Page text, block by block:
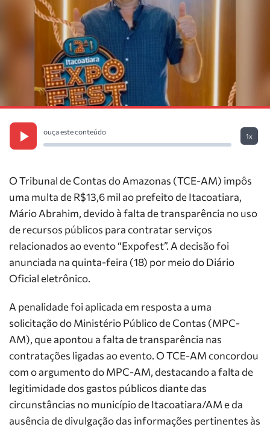
ouça este conteúdo
1x
O Tribunal de Contas do Amazonas (TCE-AM) impôs
uma multa de R$13,6 mil ao prefeito de Itacoatiara,
Mário Abrahim, devido à falta de transparência no uso
de recursos públicos para contratar serviços
relacionados ao evento “Expofest”. A decisão foi
anunciada na quinta-feira (18) por meio do Diário
Oficial eletrônico.
A penalidade foi aplicada em resposta a uma
solicitação do Ministério Público de Contas (MPC-
AM), que apontou a falta de transparência nas
contratações ligadas ao evento. O TCE-AM concordou
com o argumento do MPC-AM, destacando a falta de
legitimidade dos gastos públicos diante das
circunstâncias no município de Itacoatiara/AM e da
ausência de divulgação das informações pertinentes às